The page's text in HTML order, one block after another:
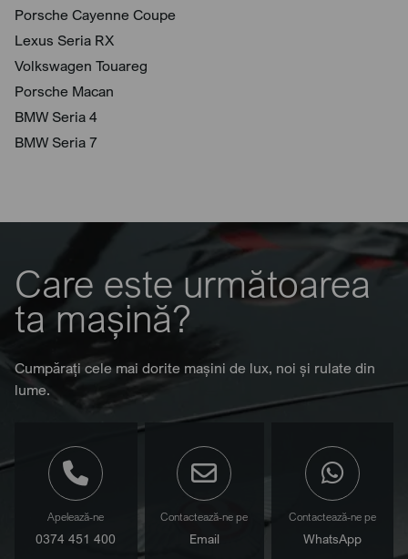
Porsche Cayenne Coupe
Lexus Seria RX
Volkswagen Touareg
Porsche Macan
BMW Seria 4
BMW Seria 7
Care este următoarea
ta mașină?
Cumpărați cele mai dorite mașini de lux, noi și rulate din
lume.
Apelează-ne
0374 451 400
Contactează-ne pe
Email
Contactează-ne pe
WhatsApp